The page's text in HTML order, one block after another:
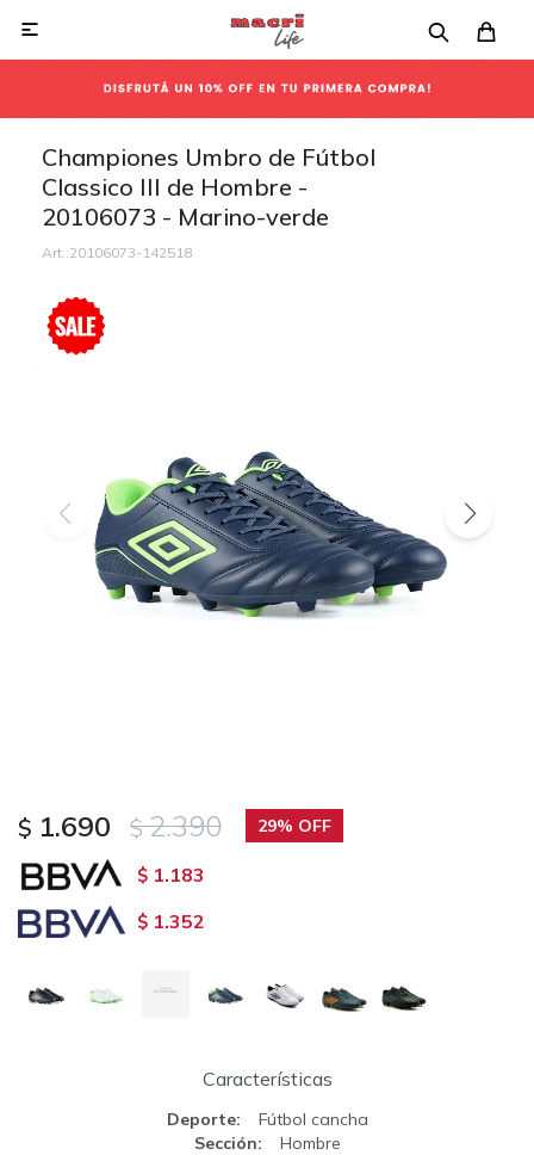

Championes Umbro de Fútbol
Classico III de Hombre -
20106073 - Marino-verde
20106073-142518
$ 1.690 $ 2.390 29
$ 1.183
$ 1.352
Características
Deporte
Fútbol cancha
Sección
Hombre